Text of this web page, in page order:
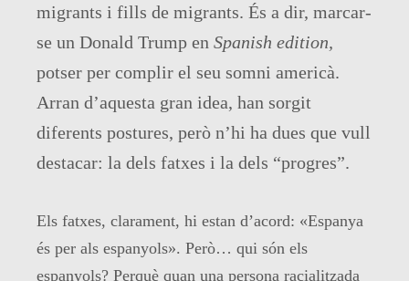
migrants i fills de migrants. És a dir, marcar-
se un Donald Trump en Spanish edition,
potser per complir el seu somni americà.
Arran d’aquesta gran idea, han sorgit
diferents postures, però n’hi ha dues que vull
destacar: la dels fatxes i la dels “progres”.
Els fatxes, clarament, hi estan d’acord: «Espanya
és per als espanyols». Però… qui són els
espanyols? Perquè quan una persona racialitzada